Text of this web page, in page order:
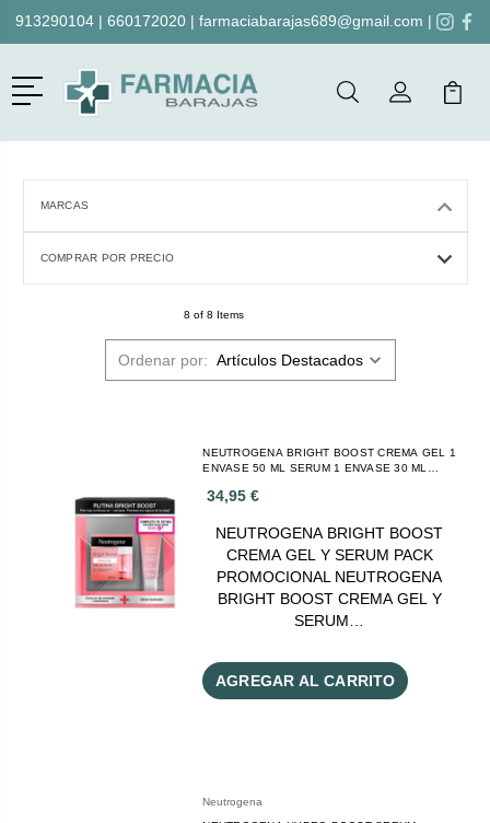
913290104| 660172020| farmaciabarajas689@gmail.com |
Menú
BuscarMi Cuenta
Mi
MARCAS
COMPRAR POR PRECIO
8 of 8 Items
Ordenar por:
NEUTROGENA BRIGHT BOOST CREMA GEL 1
ENVASE 50 ML SERUM 1 ENVASE 30 ML
34,95 €
NEUTROGENA BRIGHT BOOST
CREMA GEL Y SERUM PACK
PROMOCIONAL NEUTROGENA
BRIGHT BOOST CREMA GEL Y
SERUM…
AGREGAR AL CARRITO
Neutrogena